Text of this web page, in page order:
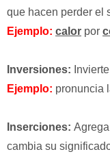
que hacen perder el
Ejemplo: calor por
Inversiones:
Ejemplo: pronuncia
Inserciones:
cambia su